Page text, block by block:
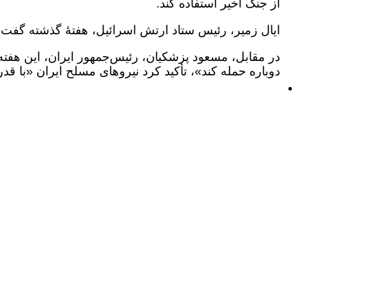
از جنگ اخیر استفاده کند.
ایال زمیر، رئیس ستاد ارتش اسرائیل، هفتۀ گذشته
در مقابل، مسعود پزشکیان، رئیس‌جمهور ایران، این
دوباره حمله کند»، تأکید کرد نیروهای مسلح ایران «با